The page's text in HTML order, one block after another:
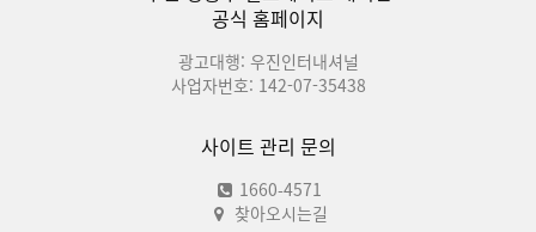
공식 홈페이지
광고대행: 우진인터내셔널
사업자번호: 142-07-35438
사이트 관리 문의
1660-4571
찾아오시는길